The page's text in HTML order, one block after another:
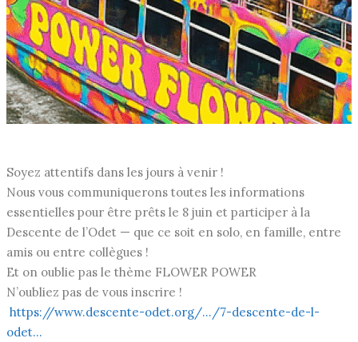
Soyez attentifs dans les jours à venir !
Nous vous communiquerons toutes les informations
essentielles pour être prêts le 8 juin et participer à la
Descente de l’Odet — que ce soit en solo, en famille, entre
amis ou entre collègues !
Et on oublie pas le thème FLOWER POWER
N’oubliez pas de vous inscrire !
https://www.descente-odet.org/…/7-descente-de-l-
odet…